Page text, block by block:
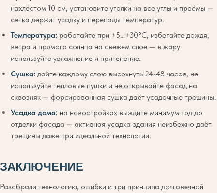
нахлёстом 10 см, установите уголки на все углы и проёмы —
сетка держит усадку и перепады температур.
Температура: работайте при +5…+30°C, избегайте дождя,
ветра и прямого солнца на свежем слое — в жару
используйте увлажнение и притенение.
Сушка: дайте каждому слою высохнуть 24-48 часов, не
используйте тепловые пушки и не открывайте фасад на
сквозняк — форсированная сушка даёт усадочные трещины.
Усадка дома: на новостройках выждите минимум год до
отделки фасада — активная усадка здания неизбежно даёт
трещины даже при идеальной технологии.
ЗАКЛЮЧЕНИЕ
Разобрали технологию, ошибки и три принципа долговечной